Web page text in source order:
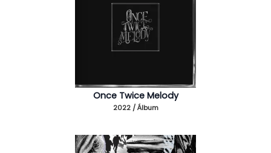
Once Twice Melody
2022 / Álbum